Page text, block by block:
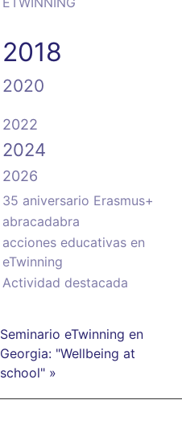
2018
2020
2022
2024
2026
35 aniversario Erasmus+
abracadabra
acciones educativas en
eTwinning
Actividad destacada
Seminario eTwinning en
Georgia: "Wellbeing at
school" »